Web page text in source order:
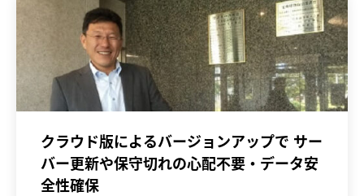
クラウド版によるバージョンアップで サー
バー更新や保守切れの心配不要・データ安
全性確保